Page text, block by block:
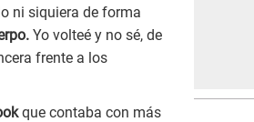
ni siquiera de forma
Yo volteé y no sé, de
frente a los
que contaba con más